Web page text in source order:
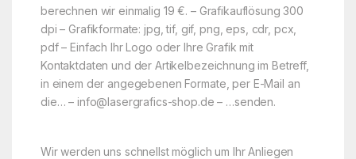
berechnen wir einmalig 19 €. – Grafikauflösung 300
dpi – Grafikformate: jpg, tif, gif, png, eps, cdr, pcx,
pdf – Einfach Ihr Logo oder Ihre Grafik mit
Kontaktdaten und der Artikelbezeichnung im Betreff,
in einem der angegebenen Formate, per E-Mail an
die… – info@lasergrafics-shop.de – …senden.
Wir werden uns schnellst möglich um Ihr Anliegen